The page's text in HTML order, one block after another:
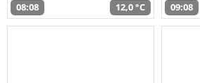
08:08 12,0 °C 09:08